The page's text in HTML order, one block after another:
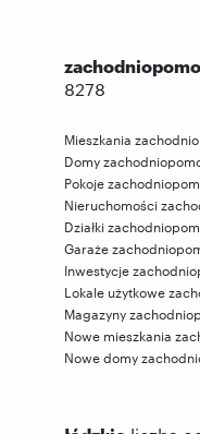
8278
Mieszkania
Domy
Pokoje
Nieruchomości
Działki
Garaże
Inwestycje
Lokale użytkowe
Magazyny
Nowe mieszkania
Nowe domy